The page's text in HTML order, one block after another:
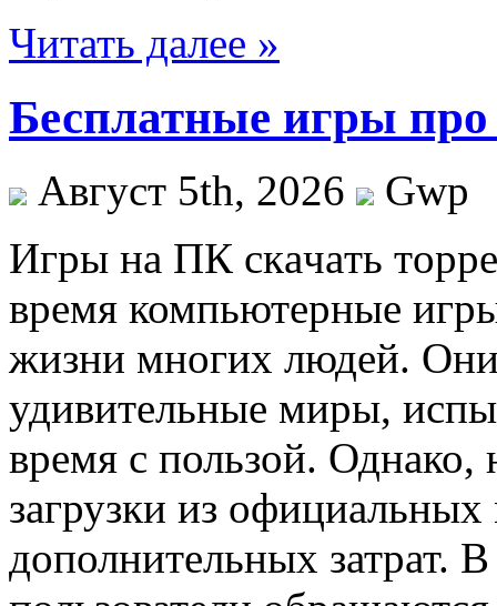
Читать далее »
Бесплатные игры
Август 5th, 2026
Gwp
Игры нa ПК скaчaть
время компьютерные
жизни многих людей. Они
удивительные миры,
время с пользой. Однако,
загрузки из
дополнительных затрат.